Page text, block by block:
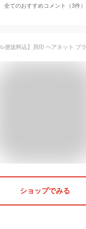
全てのおすすめコメント（3件）
ショップでみる